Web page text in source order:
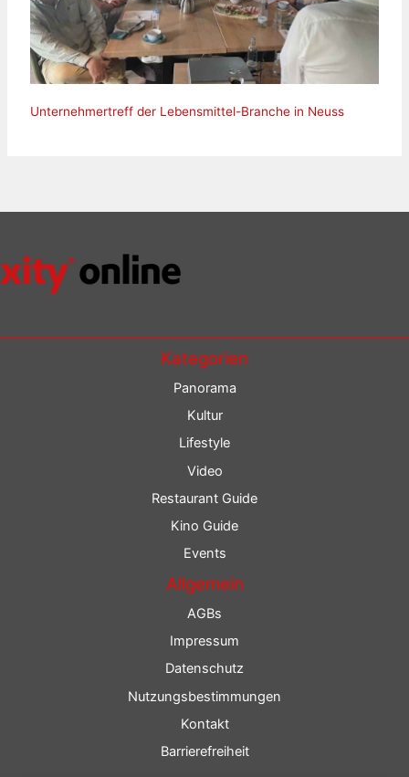
Unternehmertreff der Lebensmittel-Branche in Neuss
Kategorien
Panorama
Kultur
Lifestyle
Video
Restaurant Guide
Kino Guide
Events
Allgemein
AGBs
Impressum
Datenschutz
Nutzungsbestimmungen
Kontakt
Barrierefreiheit